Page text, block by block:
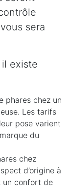
sera
existe
phares chez un
Les tarifs
pose varient
du
chez
d’origine à
un confort de